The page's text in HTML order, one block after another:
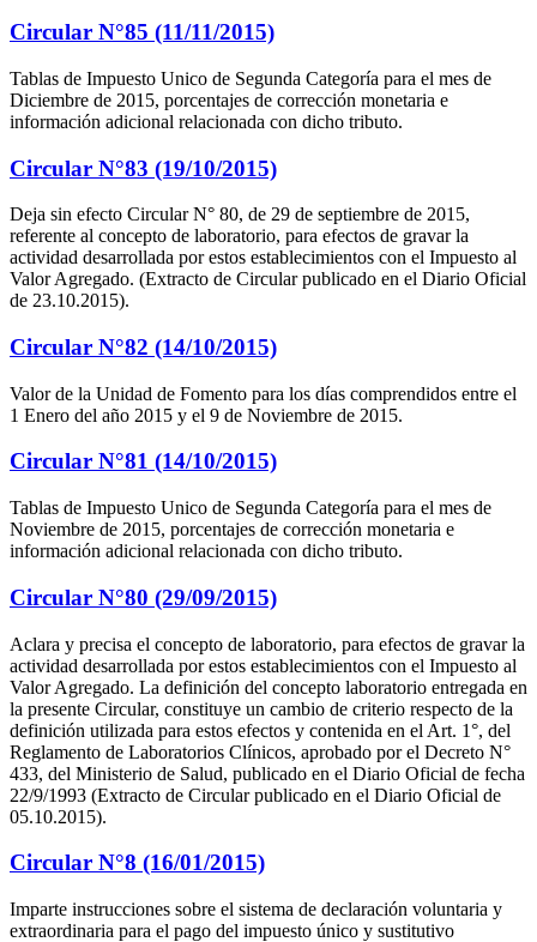
Circular N°85 (11/11/2015)
Tablas de Impuesto Unico de Segunda Categoría para el mes de
Diciembre de 2015, porcentajes de corrección monetaria e
información adicional relacionada con dicho tributo.
Circular N°83 (19/10/2015)
Deja sin efecto Circular N° 80, de 29 de septiembre de 2015,
referente al concepto de laboratorio, para efectos de gravar la
actividad desarrollada por estos establecimientos con el Impuesto al
Valor Agregado. (Extracto de Circular publicado en el Diario Oficial
de 23.10.2015).
Circular N°82 (14/10/2015)
Valor de la Unidad de Fomento para los días comprendidos entre el
1 Enero del año 2015 y el 9 de Noviembre de 2015.
Circular N°81 (14/10/2015)
Tablas de Impuesto Unico de Segunda Categoría para el mes de
Noviembre de 2015, porcentajes de corrección monetaria e
información adicional relacionada con dicho tributo.
Circular N°80 (29/09/2015)
Aclara y precisa el concepto de laboratorio, para efectos de gravar la
actividad desarrollada por estos establecimientos con el Impuesto al
Valor Agregado. La definición del concepto laboratorio entregada en
la presente Circular, constituye un cambio de criterio respecto de la
definición utilizada para estos efectos y contenida en el Art. 1°, del
Reglamento de Laboratorios Clínicos, aprobado por el Decreto N°
433, del Ministerio de Salud, publicado en el Diario Oficial de fecha
22/9/1993 (Extracto de Circular publicado en el Diario Oficial de
05.10.2015).
Circular N°8 (16/01/2015)
Imparte instrucciones sobre el sistema de declaración voluntaria y
extraordinaria para el pago del impuesto único y sustitutivo